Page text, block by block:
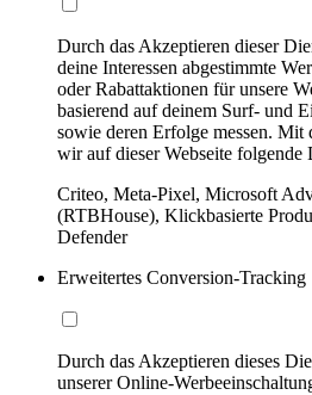
Durch das Akzeptieren dieser
deine Interessen abgestimmte
oder Rabattaktionen für unsere
basierend auf deinem Surf- und
sowie deren Erfolge messen.
wir auf dieser Webseite folgende
Criteo, Meta-Pixel, Microsoft
(RTBHouse), Klickbasierte
Defender
Erweitertes Conversion-Tracking
Durch das Akzeptieren dieses
unserer Online-